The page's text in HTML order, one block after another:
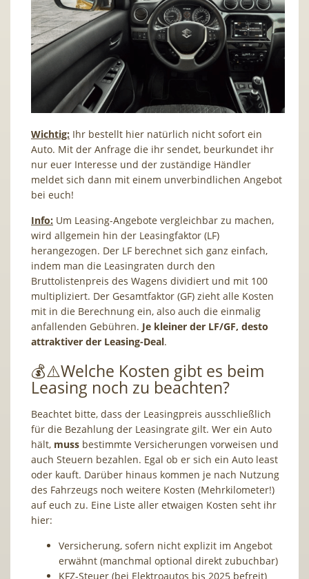
Wichtig: Ihr bestellt hier natürlich nicht sofort ein
Auto. Mit der Anfrage die ihr sendet, beurkundet ihr
nur euer Interesse und der zuständige Händler
meldet sich dann mit einem unverbindlichen Angebot
bei euch!
Info: Um Leasing-Angebote vergleichbar zu machen,
wird allgemein hin der Leasingfaktor (LF)
herangezogen. Der LF berechnet sich ganz einfach,
indem man die Leasingraten durch den
Bruttolistenpreis des Wagens dividiert und mit 100
multipliziert. Der Gesamtfaktor (GF) zieht alle Kosten
mit in die Berechnung ein, also auch die einmalig
anfallenden Gebühren. Je kleiner der LF/GF, desto
attraktiver der Leasing-Deal.
💰⚠️Welche Kosten gibt es beim
Leasing noch zu beachten?
Beachtet bitte, dass der Leasingpreis ausschließlich
für die Bezahlung der Leasingrate gilt. Wer ein Auto
hält, muss bestimmte Versicherungen vorweisen und
auch Steuern bezahlen. Egal ob er sich ein Auto least
oder kauft. Darüber hinaus kommen je nach Nutzung
des Fahrzeugs noch weitere Kosten (Mehrkilometer!)
auf euch zu. Eine Liste aller etwaigen Kosten seht ihr
hier:
Versicherung, sofern nicht explizit im Angebot
erwähnt (manchmal optional direkt zubuchbar)
KFZ-Steuer (bei Elektroautos bis 2025 befreit)